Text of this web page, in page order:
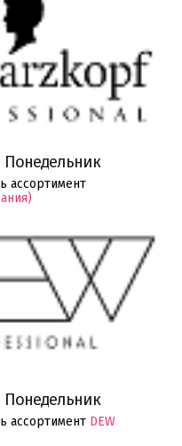
Понедельник
ассортимент
Понедельник
ассортимент DEW